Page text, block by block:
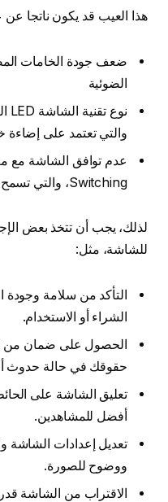
هذا العيب قد يكون ناتجا
ضعف جودة الخامات
الضوئية
والتي تعتمد على إضاءة
Switching، والتي تسمح بزاوية رؤية أوسع وأفضل
لذلك، يجب أن تتخذ بعض
للشاشة، مثل:
التأكد من سلامة وجودة
الشراء أو الاستخدام.
الحصول على ضمان من
حقوقك في حالة حدوث
تعليق الشاشة على
أفضل للمشاهدين.
تعديل إعدادات
ووضوح للصورة.
الاقتراب من الشاشة